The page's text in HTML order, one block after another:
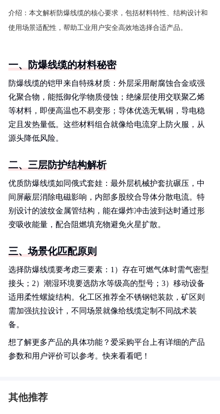
介绍： 本文解析防爆线缆的核心要求，包括材料特性、结构设计和
使用场景适配性，帮助工业用户安全高效地选择合适产品。
一、防爆线缆的材料秘密
防爆线缆的铠甲来自特殊材质：外层采用耐腐蚀合金或强
化聚合物，能抵御化学物质侵蚀；绝缘层使用交联聚乙烯
等材料，即便高温也不易变形；导体优选无氧铜，导电稳
定且发热量低。这些材料组合就像给电流穿上防火服，从
源头降低风险。
二、三层防护结构解析
优质防爆线缆如同俄式套娃：最外层机械护套抗碾压，中
间屏蔽层消除电磁影响，内部多股绞合导体分散电流。特
别设计的波纹金属管结构，能在爆炸冲击波到达时通过形
变吸收能量，配合阻燃填充物避免火星扩散。
三、场景化匹配原则
选择防爆线缆要考虑三要素：1）存在可燃气体时需气密型
接头；2）潮湿环境要选防水等级高的型号；3）移动设备
适用柔性螺旋结构。化工区推荐全不锈钢铠装款，矿区则
需加强抗拉设计，不同场景就像给线缆定制不同战术装
备。
想了解更多产品的具体功能？爱采购平台上有详细的产品
参数和用户评价可以参考。快来看看吧！
其他推荐